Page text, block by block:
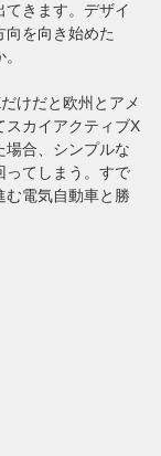
きます。デザイ
向を向き始めた
けだと欧州とアメ
スカイアクティブX
場合、シンプルな
ってしまう。すで
む電気自動車と勝